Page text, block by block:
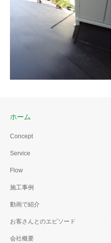
ホーム
Concept
Service
Flow
施工事例
動画で紹介
お客さんとのエピソード
会社概要